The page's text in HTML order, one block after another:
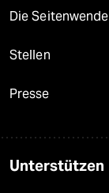
Die Seitenwende
Stellen
Presse
Unterstützen